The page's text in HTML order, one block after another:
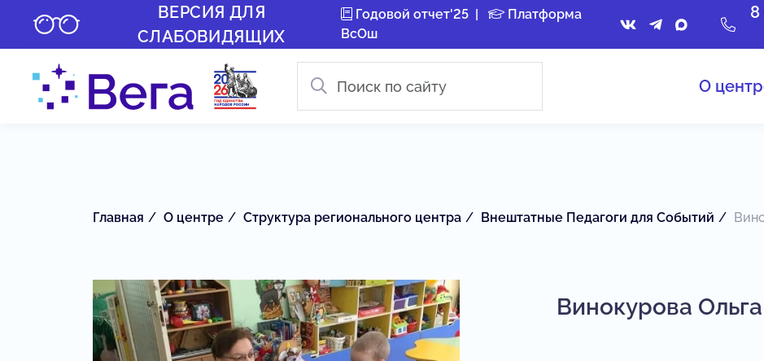
ВЕРСИЯ ДЛЯ
СЛАБОВИДЯЩИХ
Годовой отчет'25|
Платформа
ВсОш
8
О
Главная О центре Структура регионального центра Внештатные Педагоги для Событий
Винокурова